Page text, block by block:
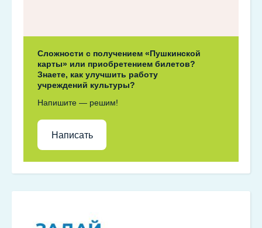
Сложности с получением «Пушкинской
карты» или приобретением билетов?
Знаете, как улучшить работу
учреждений культуры?
Напишите — решим!
Написать